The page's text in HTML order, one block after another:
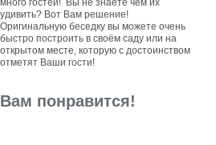
удивить? Вот Вам решение!
Оригинальную беседку вы можете очень
быстро построить в своём саду или на
открытом месте, которую с достоинством
отметят Ваши гости!
Вам понравится!